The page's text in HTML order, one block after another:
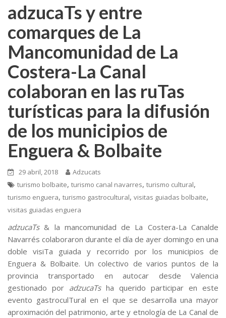
adzucaTs y entre
comarques de La
Mancomunidad de La
Costera-La Canal
colaboran en las ruTas
turísticas para la difusión
de los municipios de
Enguera & Bolbaite
29 abril, 2018
Adzucats
turismo bolbaite, turismo canal navarres, turismo cultural,
turismo enguera, turismo gastrocultural, visitas guiadas bolbaite,
visitas guiadas enguera
adzucaTs& la mancomunidad de La Costera-La Canalde
Navarrés colaboraron durante el día de ayer domingo en una
doble visiTa guiada y recorrido por los municipios de
Enguera & Bolbaite. Un colectivo de varios puntos de la
provincia transportado en autocar desde Valencia
gestionado por adzucaTsha querido participar en este
evento gastroculTural en el que se desarrolla una mayor
aproximación del patrimonio, arte y etnología de La Canal de